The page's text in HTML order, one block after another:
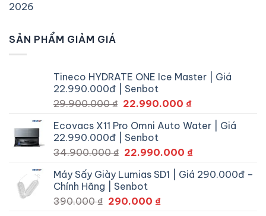
2026
SẢN PHẨM GIẢM GIÁ
Tineco HYDRATE ONE Ice Master | Giá
22.990.000đ | Senbot
29.900.000₫ Giá
là:
29.900.000 ₫.
22.990.000 ₫Giá
tại
22.990.000 ₫.
Ecovacs X11 Pro Omni Auto Water | Giá
22.990.000đ | Senbot
34.900.000₫ Giá
là:
34.900.000 ₫.
22.990.000 ₫Giá
tại
Máy Sấy Giày Lumias SD1 | Giá 290.000đ –
Chính Hãng | Senbot
390.000₫ Giá
290.000 ₫Giá